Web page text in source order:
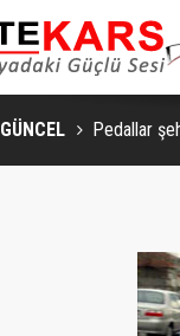
GÜNCEL Pedallar